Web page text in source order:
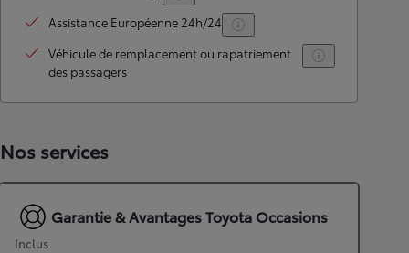
Assistance Européenne 24h/24
Véhicule de remplacement ou rapatriement
des passagers
Nos services
Garantie & Avantages Toyota Occasions
Inclus